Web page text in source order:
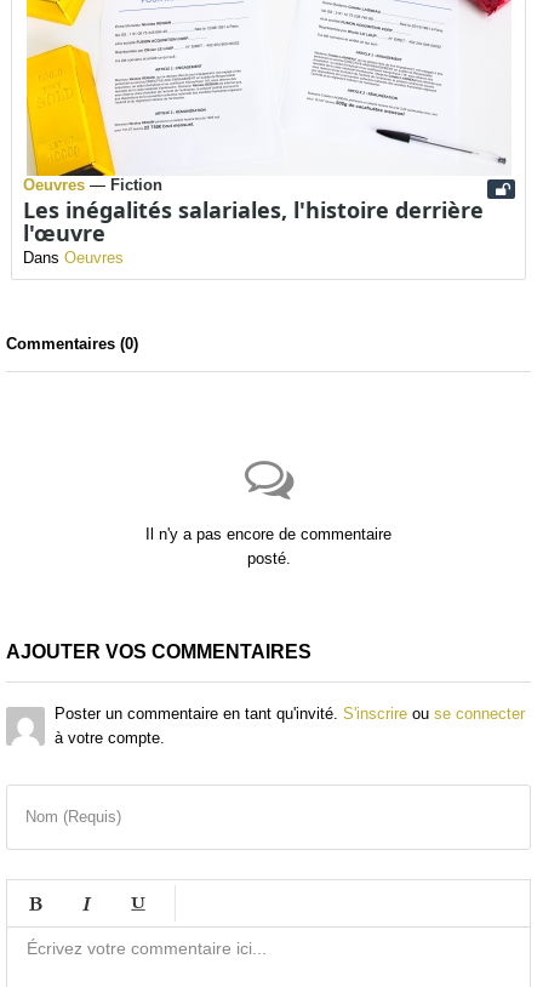
Oeuvres — Fiction
Les inégalités salariales, l'histoire derrière
l'œuvre
Dans Oeuvres
Commentaires (0)
Il n'y a pas encore de commentaire
posté.
AJOUTER VOS COMMENTAIRES
Poster un commentaire en tant qu'invité. S'inscrire ou se connecter
à votre compte.
Nom (Requis)
-